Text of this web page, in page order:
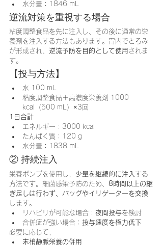
水分量：1846 mL
逆流対策を重視する場合
粘度調整食品を先に注入し、その後に通常の栄
養剤を注入する方法もあります。胃内でとろみ
が形成され、 逆流予防を目的として使用 されま
す。
【投与方法】
水 100 mL
粘度調整食品＋高濃度栄養剤 1000
kcal（500 mL）×3回
1日合計
エネルギー：3000 kcal
たんぱく質：120 g
水分量：1838 mL
② 持続注入
栄養ポンプを使用し、 少量を継続的に注入 する
方法です。細菌感染予防のため、 8時間以上の継
ぎ足しは行わず、バッグやイリゲーターを交換
します。
リハビリが可能な場合： 夜間投与を検討
合併症が強い場合： 投与速度を極力低下
必要に応じて、
末梢静脈栄養の併用